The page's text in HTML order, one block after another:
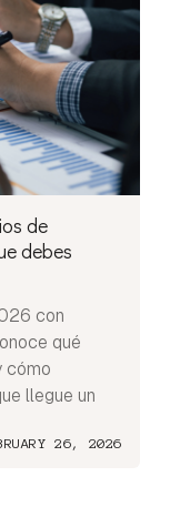
de
debes
con
qué
cómo
llegue un
26, 2026